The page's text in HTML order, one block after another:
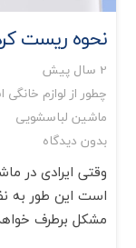
نحوه ریست
2 سال پیش
چطور از لوازم
ماشین لباسشویی
بدون دیدگاه
وقتی ایرادی در
است این طور به
مشکل برطرف